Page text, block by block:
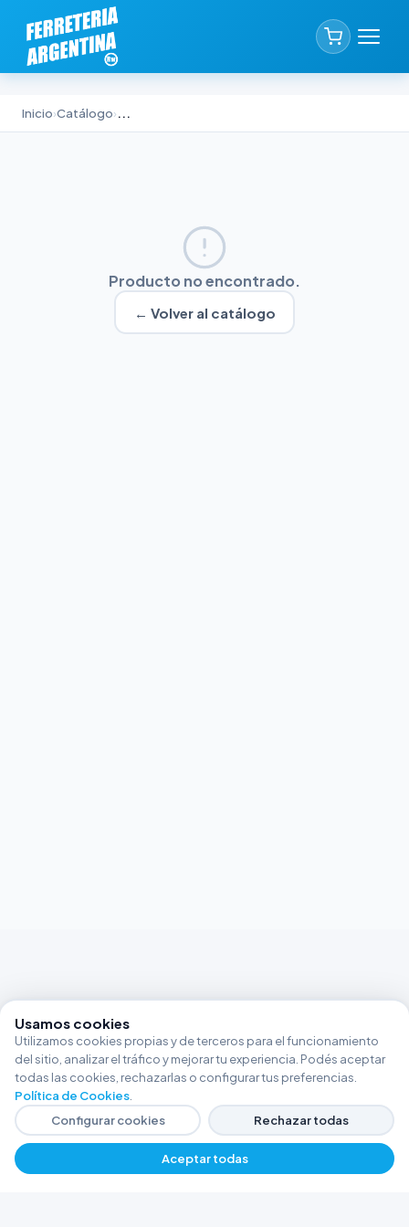
Inicio›Catálogo›...
Producto no encontrado.
← Volver al catálogo
Usamos cookies
Utilizamos cookies propias y de terceros para el funcionamiento
del sitio, analizar el tráfico y mejorar tu experiencia. Podés aceptar
todas las cookies, rechazarlas o configurar tus preferencias.
Política de Cookies
Configurar cookies
Rechazar todas
Aceptar todas